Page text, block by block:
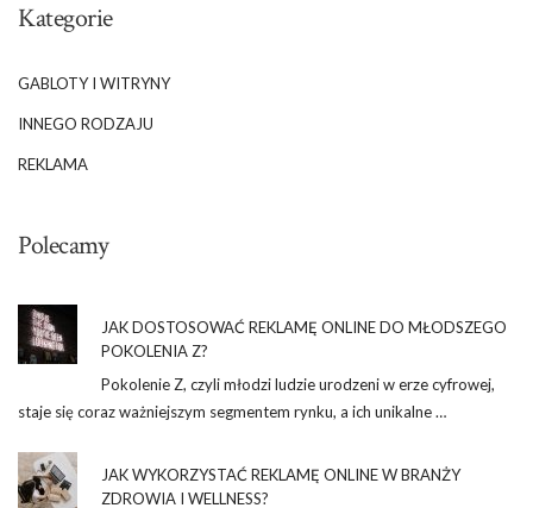
Kategorie
GABLOTY I WITRYNY
INNEGO RODZAJU
REKLAMA
Polecamy
JAK DOSTOSOWAĆ REKLAMĘ ONLINE DO MŁODSZEGO
POKOLENIA Z?
Pokolenie Z, czyli młodzi ludzie urodzeni w erze cyfrowej,
staje się coraz ważniejszym segmentem rynku, a ich unikalne …
JAK WYKORZYSTAĆ REKLAMĘ ONLINE W BRANŻY
ZDROWIA I WELLNESS?